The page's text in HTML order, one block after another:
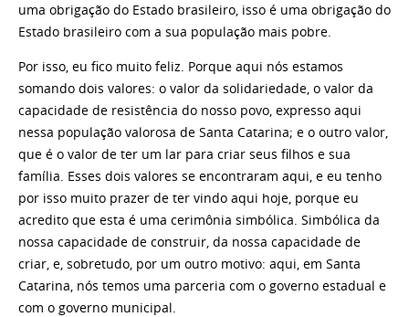
uma obrigação do Estado brasileiro, isso é uma obrigação do
Estado brasileiro com a sua população mais pobre.
Por isso, eu fico muito feliz. Porque aqui nós estamos
somando dois valores: o valor da solidariedade, o valor da
capacidade de resistência do nosso povo, expresso aqui
nessa população valorosa de Santa Catarina; e o outro valor,
que é o valor de ter um lar para criar seus filhos e sua
família. Esses dois valores se encontraram aqui, e eu tenho
por isso muito prazer de ter vindo aqui hoje, porque eu
acredito que esta é uma cerimônia simbólica. Simbólica da
nossa capacidade de construir, da nossa capacidade de
criar, e, sobretudo, por um outro motivo: aqui, em Santa
Catarina, nós temos uma parceria com o governo estadual e
com o governo municipal.